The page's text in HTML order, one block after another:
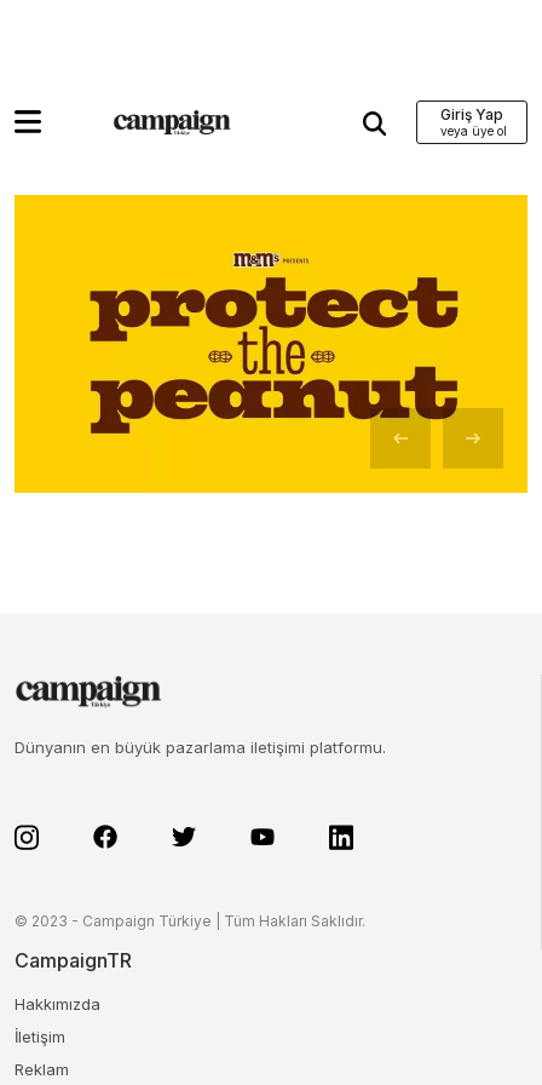
Giriş Yap
Dünyanın en büyük pazarlama iletişimi platformu.
© 2023 - Campaign Türkiye | Tüm Hakları Saklıdır.
CampaignTR
Hakkımızda
İletişim
Reklam